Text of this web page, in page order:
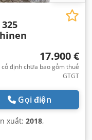
17.900 €
cố định chưa bao gồm thuế
GTGT
Gọi điện
xuất: 2018,